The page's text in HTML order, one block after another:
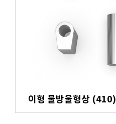
이형 물방울형상 (410)